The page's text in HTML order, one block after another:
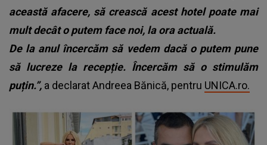
această afacere, să crească acest hotel poate mai
mult decât o putem face noi, la ora actuală.
De la anul încercăm să vedem dacă o putem pune
să lucreze la recepție. Încercăm să o stimulăm
puțin.”, a declarat Andreea Bănică, pentru UNICA.ro.